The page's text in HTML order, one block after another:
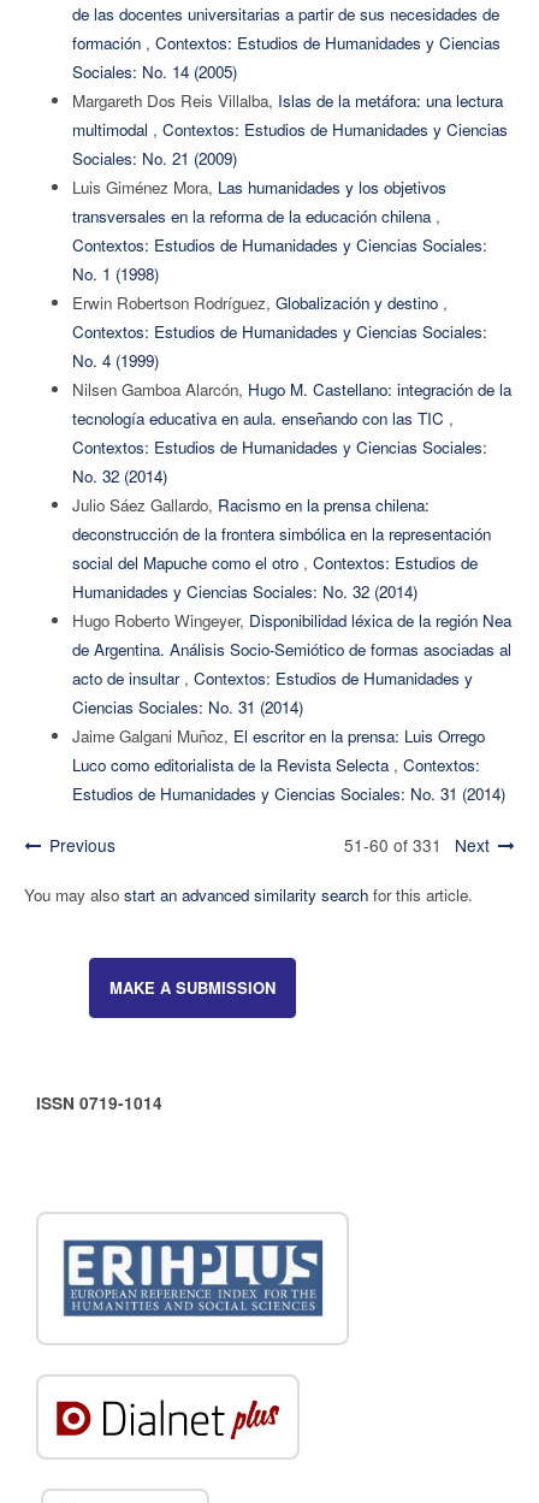
de las docentes universitarias a partir de sus necesidades de
formación , Contextos: Estudios de Humanidades y Ciencias
Sociales: No. 14 (2005)
Margareth Dos Reis Villalba, Islas de la metáfora: una lectura
multimodal , Contextos: Estudios de Humanidades y Ciencias
Sociales: No. 21 (2009)
Luis Giménez Mora, Las humanidades y los objetivos
transversales en la reforma de la educación chilena ,
Contextos: Estudios de Humanidades y Ciencias Sociales:
No. 1 (1998)
Erwin Robertson Rodríguez, Globalización y destino ,
Contextos: Estudios de Humanidades y Ciencias Sociales:
No. 4 (1999)
Nilsen Gamboa Alarcón, Hugo M. Castellano: integración de la
tecnología educativa en aula. enseñando con las TIC ,
Contextos: Estudios de Humanidades y Ciencias Sociales:
No. 32 (2014)
Julio Sáez Gallardo, Racismo en la prensa chilena:
deconstrucción de la frontera simbólica en la representación
social del Mapuche como el otro , Contextos: Estudios de
Humanidades y Ciencias Sociales: No. 32 (2014)
Hugo Roberto Wingeyer, Disponibilidad léxica de la región Nea
de Argentina. Análisis Socio-Semiótico de formas asociadas al
acto de insultar , Contextos: Estudios de Humanidades y
Ciencias Sociales: No. 31 (2014)
Jaime Galgani Muñoz, El escritor en la prensa: Luis Orrego
Luco como editorialista de la Revista Selecta , Contextos:
Estudios de Humanidades y Ciencias Sociales: No. 31 (2014)
Previous 51-60 of 331 Next
You may also start an advanced similarity searchfor this article.
MAKE A SUBMISSION
ISSN 0719-1014